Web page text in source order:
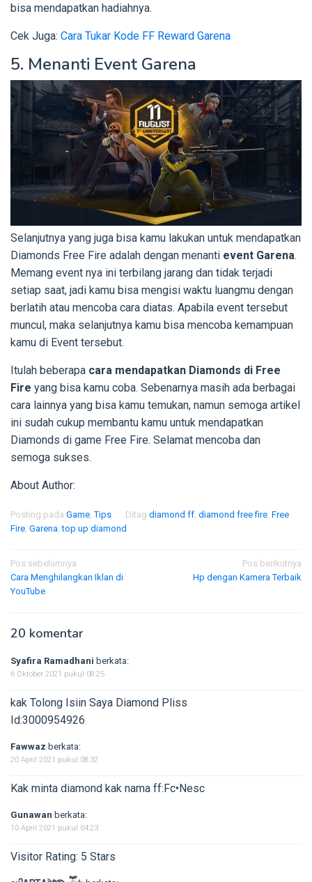
bisa mendapatkan hadiahnya.
Cek Juga: Cara Tukar Kode FF Reward Garena
5. Menanti Event Garena
Selanjutnya yang juga bisa kamu lakukan untuk mendapatkan
Diamonds Free Fire adalah dengan menanti event Garena.
Memang event nya ini terbilang jarang dan tidak terjadi
setiap saat, jadi kamu bisa mengisi waktu luangmu dengan
berlatih atau mencoba cara diatas. Apabila event tersebut
muncul, maka selanjutnya kamu bisa mencoba kemampuan
kamu di Event tersebut.
Itulah beberapa cara mendapatkan Diamonds di Free
Fire yang bisa kamu coba. Sebenarnya masih ada berbagai
cara lainnya yang bisa kamu temukan, namun semoga artikel
ini sudah cukup membantu kamu untuk mendapatkan
Diamonds di game Free Fire. Selamat mencoba dan
semoga sukses.
About Author:
Posting pada Game ,Tips Ditag diamond ff diamond free fire Free
Fire Garena ,top up diamond
Navigasi
pos
Pos sebelumnya
Cara Menghilangkan Iklan di
YouTube
Pos berikutnya
Hp dengan Kamera Terbaik
20 komentar
Syafira Ramadhani berkata:
6 Oktober 2021 pukul 08:25
kak Tolong Isiin Saya Diamond Pliss
Id:3000954926
Fawwaz berkata:
20 April 2021 pukul 08:32
Kak minta diamond kak nama ff:Fc•Nesc
Gunawan berkata:
10 April 2021 pukul 04:23
Visitor Rating: 5 Stars